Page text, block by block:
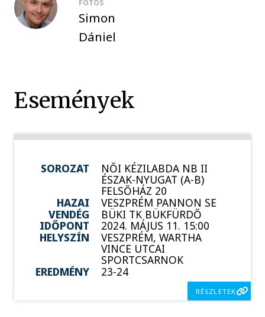
FOTÓS
Simon
Dániel
Események
SOROZAT NŐI KÉZILABDA NB II
ÉSZAK-NYUGAT (A-B)
FELSŐHÁZ 20
HAZAI
VESZPRÉM PANNON SE
VENDÉG
BÜKI TK BÜKFÜRDŐ
IDŐPONT
2024. MÁJUS 11. 15:00
HELYSZÍN
VESZPRÉM, WARTHA
VINCE UTCAI
SPORTCSARNOK
EREDMÉNY
23-24
RÉSZLETEK